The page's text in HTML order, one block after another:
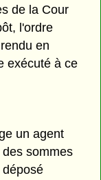
de la Cour
l'ordre
en
exécuté à ce
un agent
sommes